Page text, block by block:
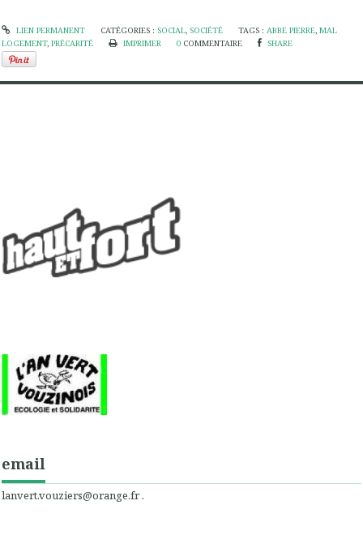
LIEN PERMANENT CATÉGORIES : SOCIAL, SOCIÉTÉ TAGS :ABBE PIERRE,MAL
LOGEMENT, PRÉCARITÉ IMPRIMER 0 COMMENTAIRE SHARE
email
lanvert.vouziers@orange.fr .